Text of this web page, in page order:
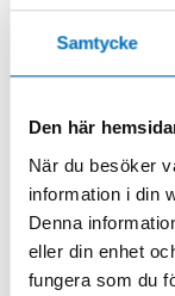
Samtycke
Den här
När du besöker
information i din
Denna
eller din enhet
fungera som du
Nyanlända
Den
integration av
[...]